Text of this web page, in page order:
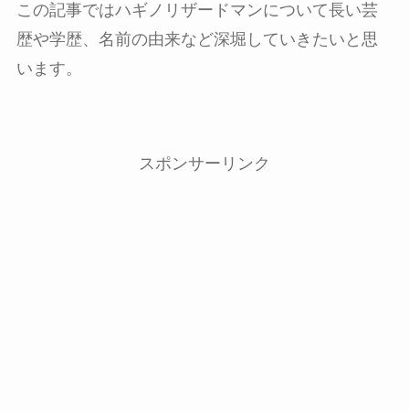
この記事ではハギノリザードマンについて長い芸
歴や学歴、名前の由来など深堀していきたいと思
います。
スポンサーリンク